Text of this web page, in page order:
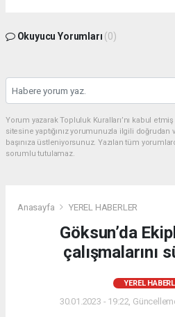
Okuyucu Yorumları (0)
Yorum yazarak Topluluk Kuralları’nı kabul
sitesine yaptığınız yorumunuzla ilgili
başınıza üstleniyorsunuz. Yazılan tüm
sorumlu tutulamaz.
Anasayfa YEREL HABERLER
Göksun’da
çalışmalarını
YEREL
30.01.2023 - 19:22,